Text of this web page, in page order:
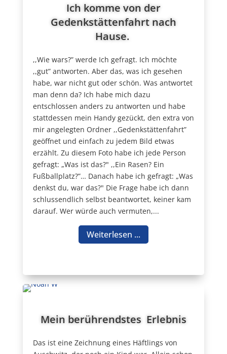
Ich komme von der
Gedenkstättenfahrt nach
Hause.
,,Wie wars?” werde Ich gefragt. Ich möchte
,,gut” antworten. Aber das, was ich gesehen
habe, war nicht gut oder schön. Was antwortet
man denn da? Ich habe mich dazu
entschlossen anders zu antworten und habe
stattdessen mein Handy gezückt, den extra von
mir angelegten Ordner ,,Gedenkstättenfahrt”
geöffnet und einfach zu jedem Bild etwas
erzählt. Zu diesem Foto habe ich jede Person
gefragt: „Was ist das?" ,,Ein Rasen? Ein
Fußballplatz?”… Danach habe ich gefragt: „Was
denkst du, war das?" Die Frage habe ich dann
schlussendlich selbst beantwortet, keiner kam
darauf. Wer würde auch vermuten,...
Weiterlesen ...
Mein berührendstes Erlebnis
Das ist eine Zeichnung eines Häftlings von